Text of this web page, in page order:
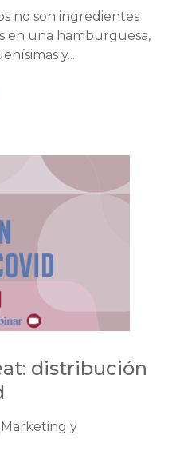
no son ingredientes
en una hamburguesa,
y...
distribución
Marketing y